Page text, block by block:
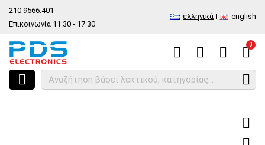
210.9566.401
Επικοινωνία 11:30 - 17:30
ελληνικά english
0
HOME Πλακέτα φόρτισης Samsung A536B Galaxy A53 5G SUB PBA